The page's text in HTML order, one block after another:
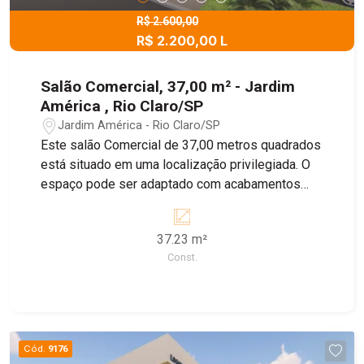
R$ 2.600,00
R$ 2.200,00 L
Salão Comercial, 37,00 m² - Jardim
América , Rio Claro/SP
Jardim América - Rio Claro/SP
Este salão Comercial de 37,00 metros quadrados
está situado em uma localização privilegiada. O
espaço pode ser adaptado com acabamentos
necessidades do seu negocio, incluindo, cores,
tipo de iluminação, tipo de piso, e instalações de
pontos de agua . Consultar o valor do IPTU .
37.23 m²
Const.
Cód. 9176